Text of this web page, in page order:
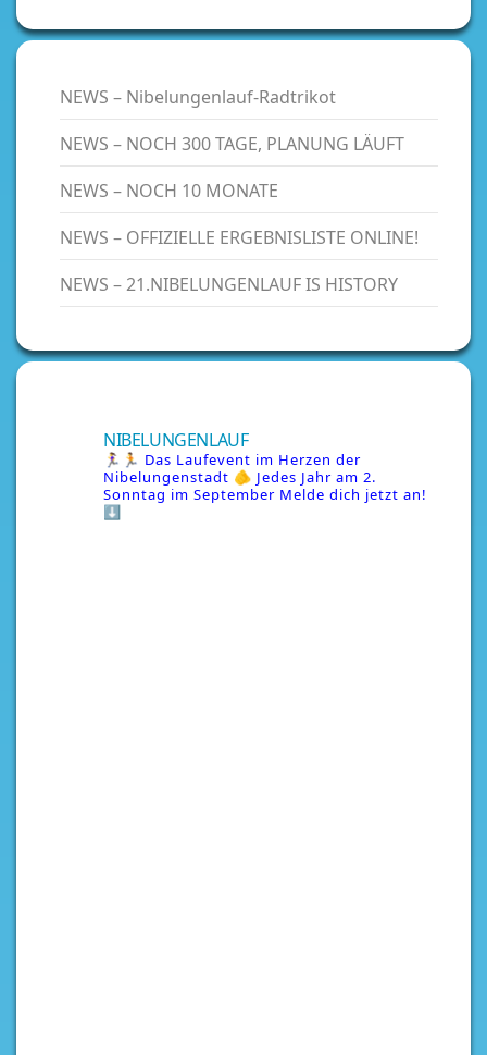
NEWS – Nibelungenlauf-Radtrikot
NEWS – NOCH 300 TAGE, PLANUNG LÄUFT
NEWS – NOCH 10 MONATE
NEWS – OFFIZIELLE ERGEBNISLISTE ONLINE!
NEWS – 21.NIBELUNGENLAUF IS HISTORY
NIBELUNGENLAUF
🏃‍♀️🏃 Das Laufevent im Herzen der
Nibelungenstadt 🫵 Jedes Jahr am 2.
Sonntag im September Melde dich jetzt an!
⬇️